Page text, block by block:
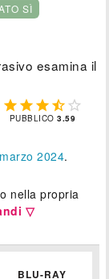
SÌ
esamina il
    
PUBBLICO3.59
marzo 2024.
nella propria
▽
BLU-RAY